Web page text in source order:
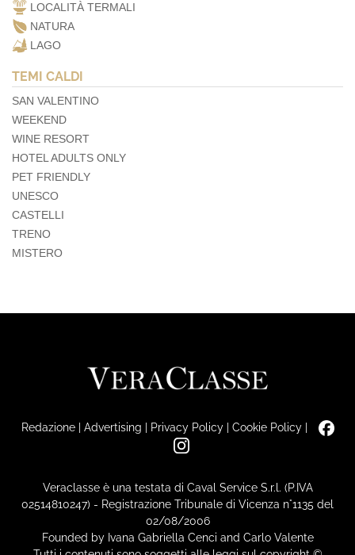
LOCALITÀ TERMALI
NATURA
LAGO
TEMI CALDI
SAN VALENTINO
WEEKEND
WINE RESORT
HOTEL ADULTS ONLY
PET FRIENDLY
UNESCO
CASTELLI
TRENO
MISTERO
Redazione| Advertising | Privacy Policy| Cookie Policy|
Veraclasse è una testata di Caval Service S.r.l. (P.IVA
02514810247) - Registrazione Tribunale di Vicenza n°1135 del
02/08/2006
Founded by Ivana Gabriella Cenci and Carlo Valente